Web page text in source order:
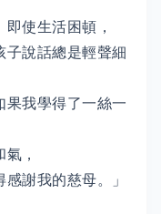
使生活困頓，
子說話總是輕聲細
果我學得了一絲一
，
謝我的慈母。」